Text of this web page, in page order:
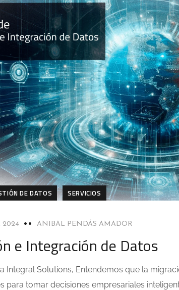
DE DATOS SERVICIOS
2024 ANIBAL PENDÁS AMADOR
e Integración de Datos
Integral Solutions, Entendemos que la
para tomar decisiones empresariales